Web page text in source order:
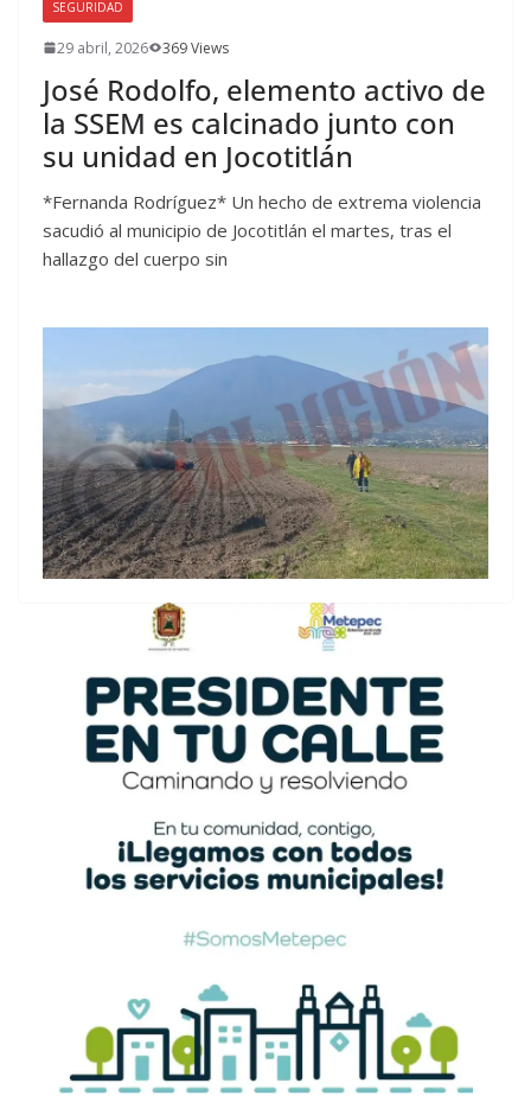
SEGURIDAD
29 abril, 2026 369 Views
José Rodolfo, elemento activo de
la SSEM es calcinado junto con
su unidad en Jocotitlán
*Fernanda Rodríguez* Un hecho de extrema violencia
sacudió al municipio de Jocotitlán el martes, tras el
hallazgo del cuerpo sin